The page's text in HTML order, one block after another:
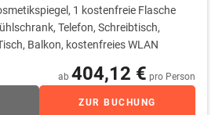
1 kostenfreie Flasche
Telefon, Schreibtisch,
Balkon, kostenfreies WLAN
ab 404,12 € pro Person
ZUR BUCHUNG